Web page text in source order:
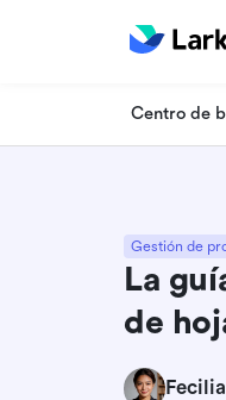
Centro de
Gestión de
La
de